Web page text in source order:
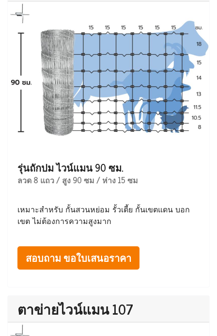
รุ่นถักปม ไวน์แมน 90 ซม.
ลวด 8 แถว / สูง 90 ซม / ห่าง 15 ซม
เหมาะสำหรับ กั้นสวนหย่อม รั้วเตี้ย กั้นเขตแดน บอก
เขต ไม่ต้องการความสูงมาก
สอบถาม ขอใบเสนอราคา
ตาข่ายไวน์แมน 107